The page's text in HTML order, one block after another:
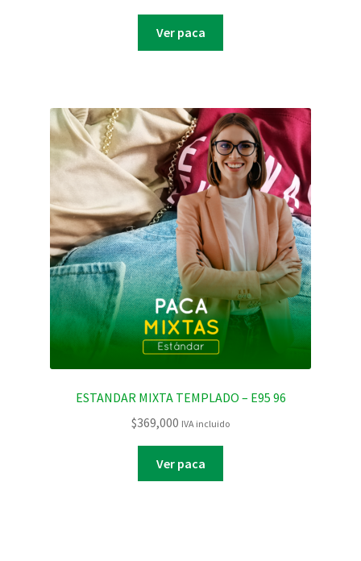
Ver paca
ESTANDAR MIXTA TEMPLADO – E95 96
$369,000 IVA incluido
Ver paca